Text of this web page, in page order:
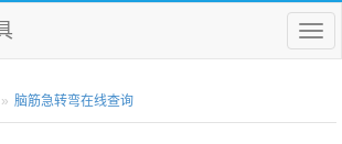
菜
单
脑筋急转弯在线查询